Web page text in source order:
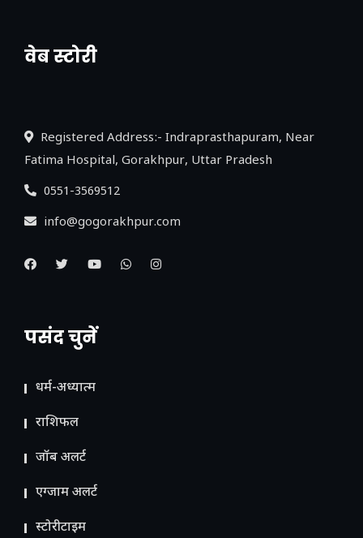
वेब स्टोरी
नया एक्सप्रेसवे: पूर्वांचल का लक, डेवलपमेंट का
Registered Address:- Indraprasthapuram, Near
Fatima Hospital, Gorakhpur, Uttar Pradesh
0551-3569512
info@gogorakhpur.com
पसंद चुनें
धर्म-अध्यात्म
राशिफल
जॉब अलर्ट
एग्जाम अलर्ट
स्टोरीटाइम